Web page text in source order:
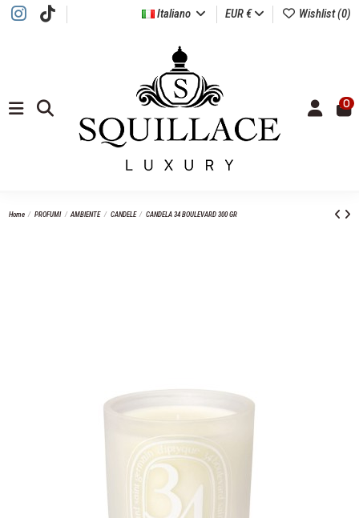
Italiano EUR € Wishlist (0)
0
Home PROFUMI AMBIENTE CANDELE CANDELA 34 BOULEVARD 300 GR